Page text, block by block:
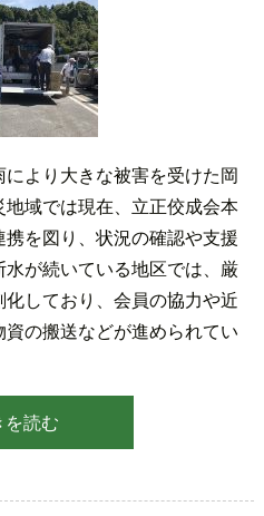
より大きな被害を受けた岡
域では現在、立正佼成会本
を図り、状況の確認や支援
が続いている地区では、厳
しており、会員の協力や近
の搬送などが進められてい
を読む